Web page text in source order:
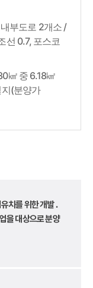
부도로 2개소 /
선 0.7, 포스코
㎢ 중 6.18㎢
(분양가
치를 위한 개발․
을 대상으로 분양